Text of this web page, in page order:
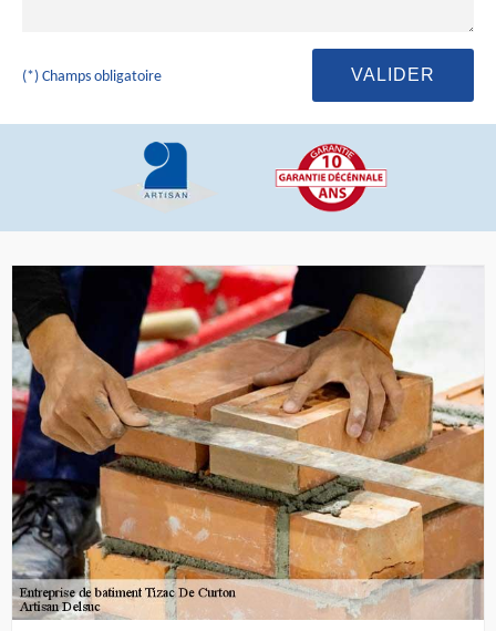
(*) Champs obligatoire